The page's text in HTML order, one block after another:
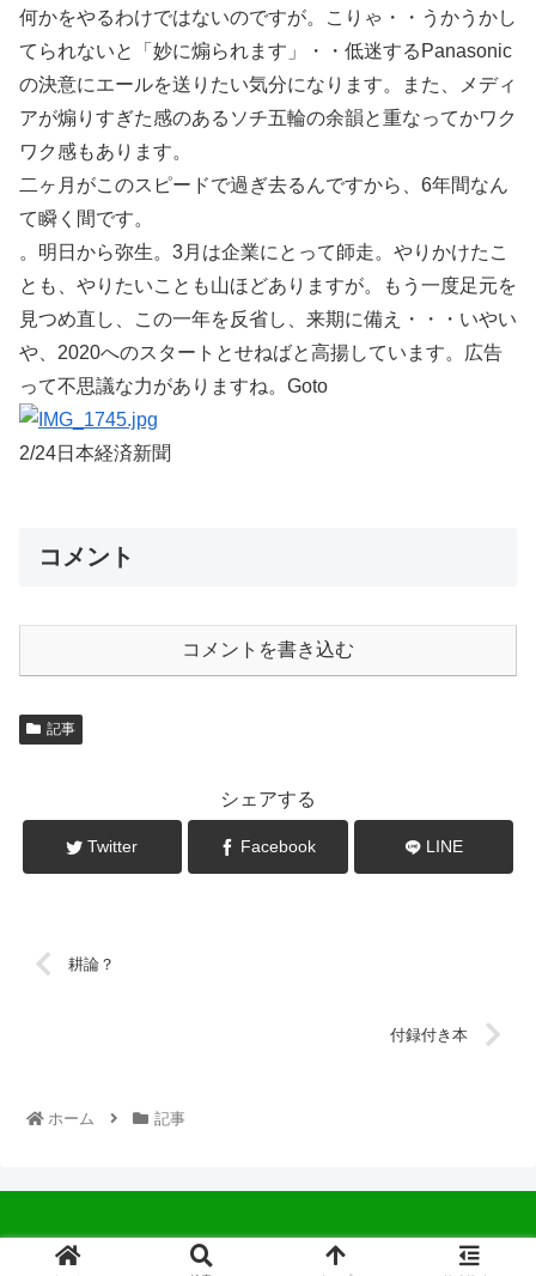
何かをやるわけではないのですが。こりゃ・・うかうかし
てられないと「妙に煽られます」・・低迷するPanasonic
の決意にエールを送りたい気分になります。また、メディ
アが煽りすぎた感のあるソチ五輪の余韻と重なってかワク
ワク感もあります。
二ヶ月がこのスピードで過ぎ去るんですから、6年間なん
て瞬く間です。
。明日から弥生。3月は企業にとって師走。やりかけたこ
とも、やりたいことも山ほどありますが。もう一度足元を
見つめ直し、この一年を反省し、来期に備え・・・いやい
や、2020へのスタートとせねばと高揚しています。広告
って不思議な力がありますね。Goto
2/24日本経済新聞
コメント
コメントを書き込む
記事
シェアする
Twitter Facebook LINE
耕論？
付録付き本
ホーム 記事
© 2022 中広会長ブログ.